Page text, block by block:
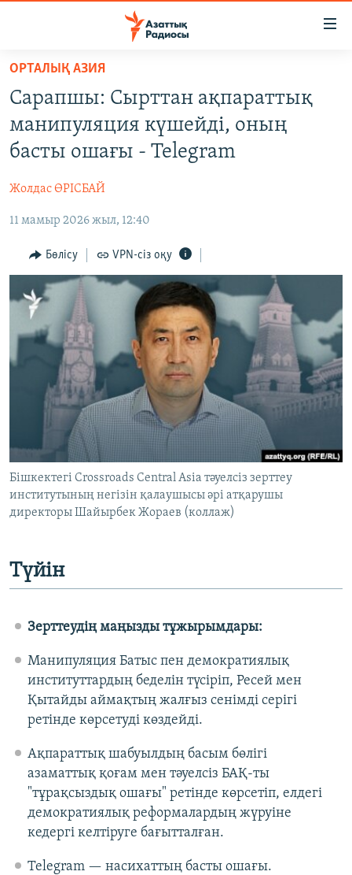
Skip
main
content
Skip
main
Skip
Search
САЯСАТ
AZATTYQTV
АДАМ ҚҰҚЫҚТАРЫ
ӘЛЕУМЕТ
ӘЛЕМ
АРНАЙЫ ЖОБАЛАР
Русский
ЖАЗЫЛЫҢЫЗ
Басқа тілдерде
ОРТАЛЫҚ АЗИЯ
Сарапшы: Сырттан ақпараттық
манипуляция күшейді, оның
басты ошағы - Telegram
Жолдас ӨРІСБАЙ
11 мамыр 2026 жыл, 12:40
Бөлісу VPN-сіз оқу
Бішкектегі Crossroads Central Asia тәуелсіз зерттеу
институтының негізін қалаушысы әрі атқарушы
директоры Шайырбек Жораев (коллаж)
Түйін
Зерттеудің маңызды тұжырымдары:
Манипуляция Батыс пен демократиялық
институттардың беделін түсіріп, Ресей мен
Қытайды аймақтың жалғыз сенімді серігі
ретінде көрсетуді көздейді.
Ақпараттық шабуылдың басым бөлігі
азаматтық қоғам мен тәуелсіз БАҚ-ты
"тұрақсыздық ошағы" ретінде көрсетіп, елдегі
демократиялық реформалардың жүруіне
кедергі келтіруге бағытталған.
Telegram — насихаттың басты ошағы.